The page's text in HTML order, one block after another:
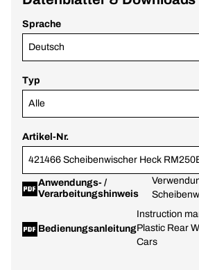
Sprache
Deutsch
Typ
Alle
Artikel-Nr.
421466 Scheibenwischer Heck
Anwendungs- /
Verarbeitungshinweis
Bedienungsanleitung
Instruction
Plastic Rear
Cars